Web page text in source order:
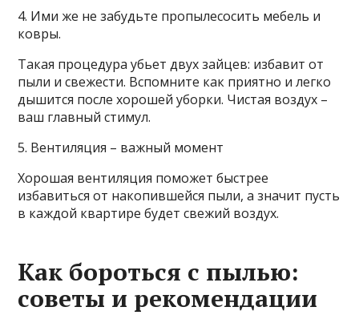
4. Ими же не забудьте пропылесосить мебель и
ковры.
Такая процедура убьет двух зайцев: избавит от
пыли и свежести. Вспомните как приятно и легко
дышится после хорошей уборки. Чистая воздух –
ваш главный стимул.
5. Вентиляция – важный момент
Хорошая вентиляция поможет быстрее
избавиться от накопившейся пыли, а значит пусть
в каждой квартире будет свежий воздух.
Как бороться с пылью:
советы и рекомендации